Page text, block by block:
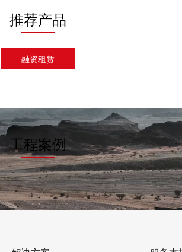
推荐产品
融资租赁
工程案例